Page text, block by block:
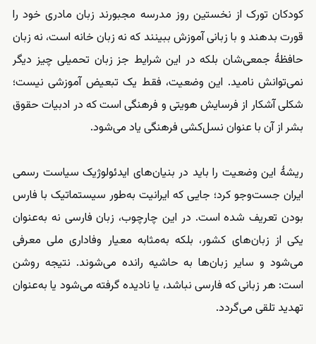
کودکان تورک از نخستین روز مدرسه مجبورند زبان مادری خود را
قورت بدهند و با زبانی آموزش ببینند که نه زبان خانه است، نه زبان
حافظهٔ جمعی‌شان بلکه در این شرایط جز زبان تحمیلی چیز دیگر
نمی‌توانش نامید. این وضعیت، فقط یک تبعیض آموزشی نیست؛
شکلی آشکار از فرسایش هویتی و فرهنگی است که در ادبیات حقوق
بشر از آن با عنوان نسل‌کشی فرهنگی یاد می‌شود.
ریشهٔ این وضعیت را باید در بنیان‌های ایدئولوژیک سیاست رسمی
ایران جست‌وجو کرد؛ جایی که ایرانیت به‌طور سیستماتیک با فارس
بودن تعریف شده است. در این چارچوب، زبان فارسی نه به‌عنوان
یکی از زبان‌های کشور، بلکه به‌مثابه معیار وفاداری ملی معرفی
می‌شود و سایر زبان‌ها به حاشیه رانده می‌شوند. نتیجه روشن
است: هر زبانی که فارسی نباشد، یا نادیده گرفته می‌شود یا به‌عنوان
تهدید تلقی می‌گردد.